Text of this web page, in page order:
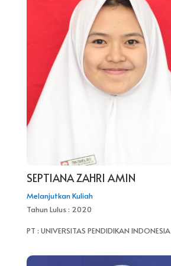
SEPTIANA ZAHRI AMIN
Melanjutkan Kuliah
Tahun Lulus : 2020
PT : UNIVERSITAS PENDIDIKAN INDONESIA